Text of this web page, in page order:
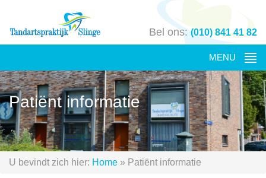
Bel ons:(010) 841 41 82
Patiënt informatie
U bevindt zich hier: Home » Patiënt informatie